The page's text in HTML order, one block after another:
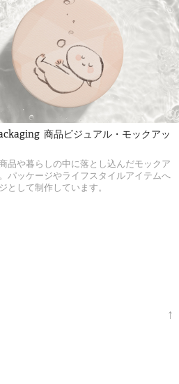
商品ビジュアル・モックアッ
品や暮らしの中に落とし込んだモックア
パッケージやライフスタイルアイテムへ
として制作しています。
↑